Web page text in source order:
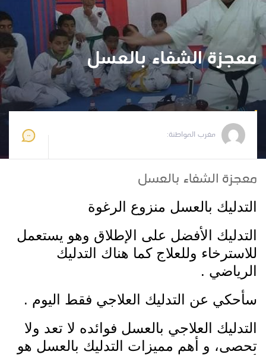
معجزة الشفاء بالعسل
مغرب المواطنة:
معجزة الشفاء بالعسل
التدليك بالعسل منزوع الرغوة
التدليك الأفضل على الإطلاق وهو يستعمل
للاسترخاء وللعلاج كما هناك التدليك
الرياضي .
سأحكي عن التدليك العلاجي فقط اليوم .
التدليك العلاجي بالعسل فوائده لا تعد ولا
تحصى، و أهم مميزات التدليك بالعسل هو